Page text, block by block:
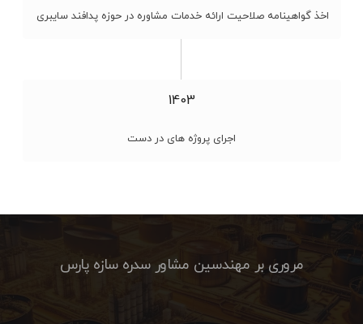
اخذ گواهینامه صلاحیت ارائه خدمات مشاوره در حوزه پدافند سایبری
1403
اجرای پروژه های در دست
مروری بر مهندسین مشاور سدره سازه پارس